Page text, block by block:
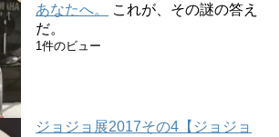
あなたへ。
これが、その謎の答え
だ。
1件のビュー
ジョジョ展2017その4【ジョジョ